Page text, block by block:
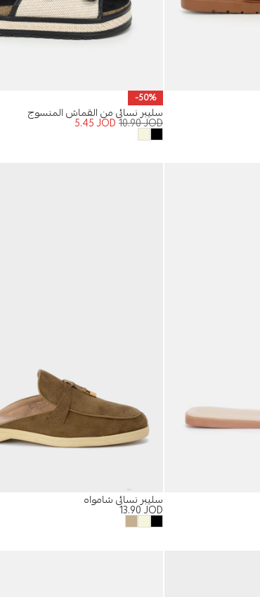
-50%
سليبر نسائي من القماش المنسوج
10.90JOD
5.45JOD
سليبر نسائي شامواه
13.90JOD